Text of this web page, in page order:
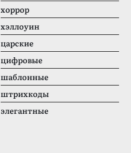
хоррор
хэллоуин
царские
цифровые
шаблонные
штрихкоды
элегантные